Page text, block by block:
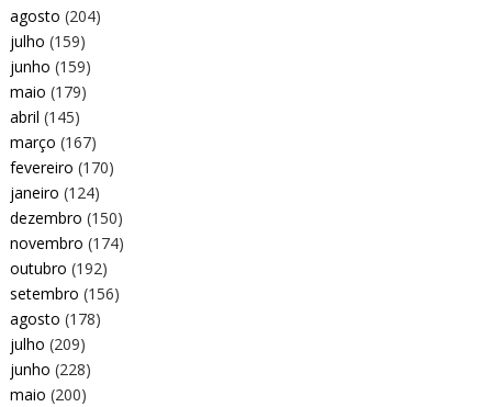
agosto (204)
julho (159)
junho (159)
maio (179)
abril (145)
março (167)
fevereiro (170)
janeiro (124)
dezembro (150)
novembro (174)
outubro (192)
setembro (156)
agosto (178)
julho (209)
junho (228)
maio (200)